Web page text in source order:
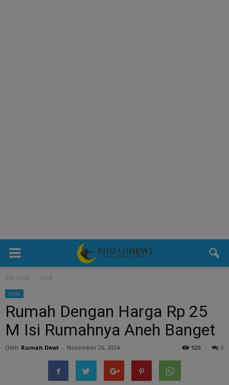
Beranda Unik
Unik
Rumah Dengan Harga Rp 25
M Isi Rumahnya Aneh Banget
Oleh Rumah Dewi - November 26, 2024 0
929